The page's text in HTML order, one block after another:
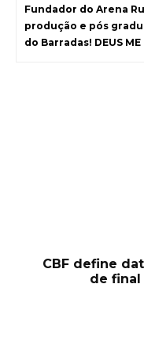
Fundador do Arena
produção e pós
do Barradas! DEUS ME
CBF define
de final